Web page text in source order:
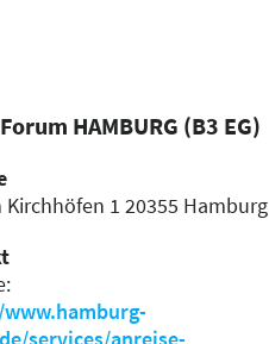
HAMBURG (B3 EG)
Kirchhöfen 120355 Hamburg
services/anreise-